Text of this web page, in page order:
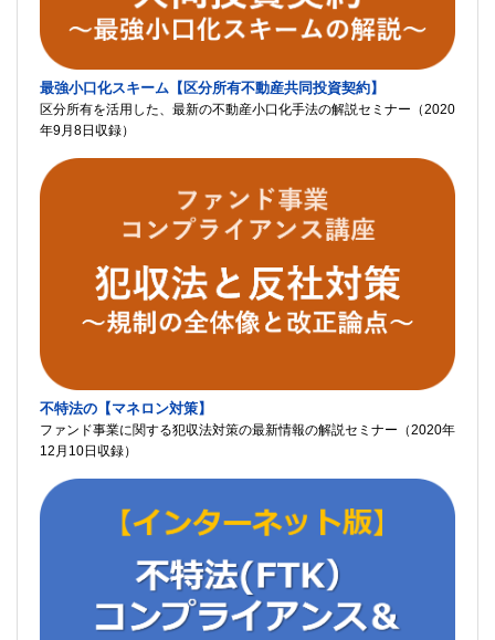
最強小口化スキーム【区分所有不動産共同投資契約】
区分所有を活用した、最新の不動産小口化手法の解説セミナー（2020
年9月8日収録）
不特法の【マネロン対策】
ファンド事業に関する犯収法対策の最新情報の解説セミナー（2020年
12月10日収録）